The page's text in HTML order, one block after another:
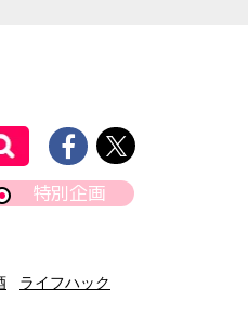
特別企画
ライフハック